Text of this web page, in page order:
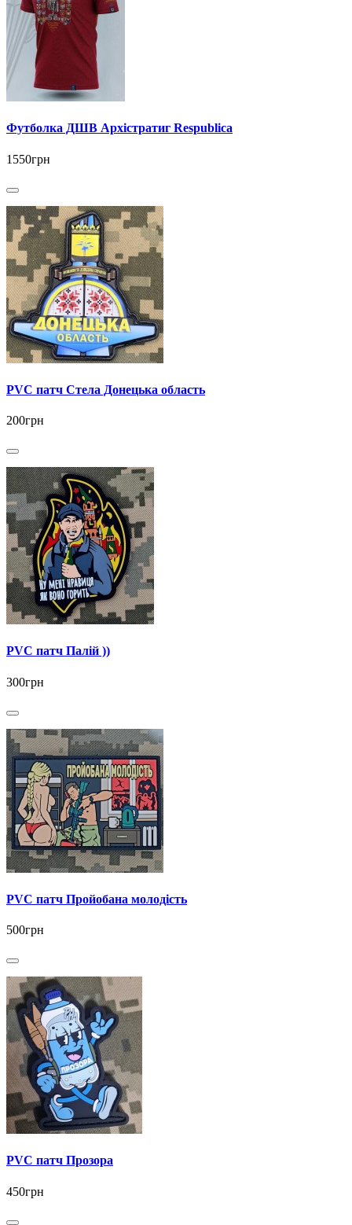
Футболка ДШВ Архістратиг Respublica
1550грн
PVC патч Стела Донецька область
200грн
PVC патч Палій ))
300грн
PVC патч Пройобана молодість
500грн
PVC патч Прозора
450грн